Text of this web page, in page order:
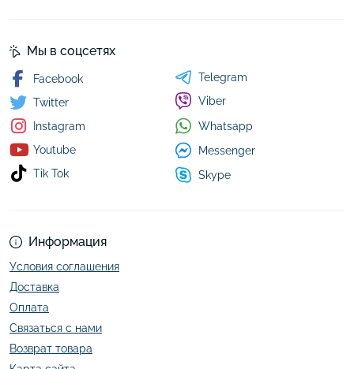
Информация
Условия соглашения
Доставка
Оплата
Связаться с нами
Возврат товара
Мы в соцсетях
Facebook
Twitter
Instagram
Youtube
Tik Tok
Telegram
Viber
Whatsapp
Messenger
Skype